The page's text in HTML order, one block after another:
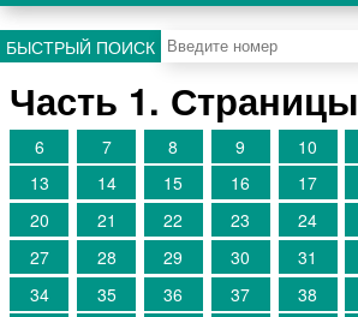
БЫСТРЫЙ ПОИСК
Часть 1. Страницы
6
7 8 9 10
13
14 15 16 17
20
21 22 23 24
27
28 29 30 31
34
35 36 37 38